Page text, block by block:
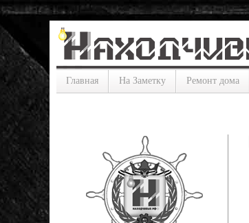
Главная На Заметку Ремонт дома